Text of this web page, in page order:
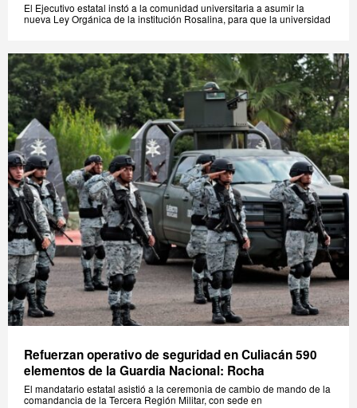
El Ejecutivo estatal instó a la comunidad universitaria a asumir la
nueva Ley Orgánica de la institución Rosalina, para que la universidad
Refuerzan operativo de seguridad en Culiacán 590
elementos de la Guardia Nacional: Rocha
El mandatario estatal asistió a la ceremonia de cambio de mando de la
comandancia de la Tercera Región Militar, con sede en